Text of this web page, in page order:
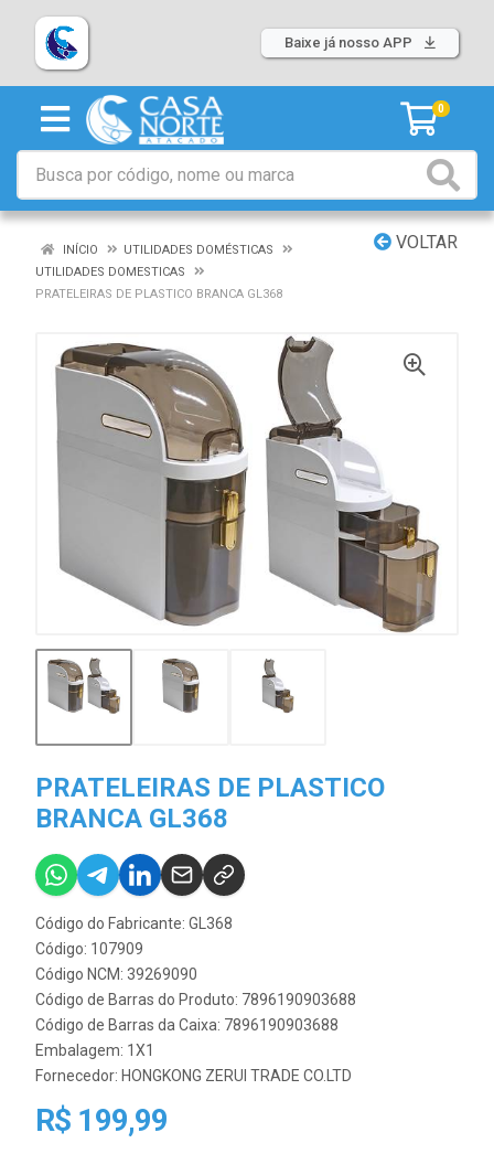
Baixe já nosso APP
0
VOLTAR
INÍCIO
UTILIDADES DOMÉSTICAS
UTILIDADES DOMESTICAS
PRATELEIRAS DE PLASTICO BRANCA GL368
PRATELEIRAS DE PLASTICO
BRANCA GL368
Código do Fabricante: GL368
Código: 107909
Código NCM: 39269090
Código de Barras do Produto: 7896190903688
Código de Barras da Caixa: 7896190903688
Embalagem: 1X1
Fornecedor: HONGKONG ZERUI TRADE CO.LTD
R$ 199,99